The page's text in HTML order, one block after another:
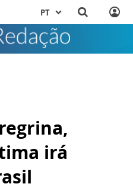
PT
irá